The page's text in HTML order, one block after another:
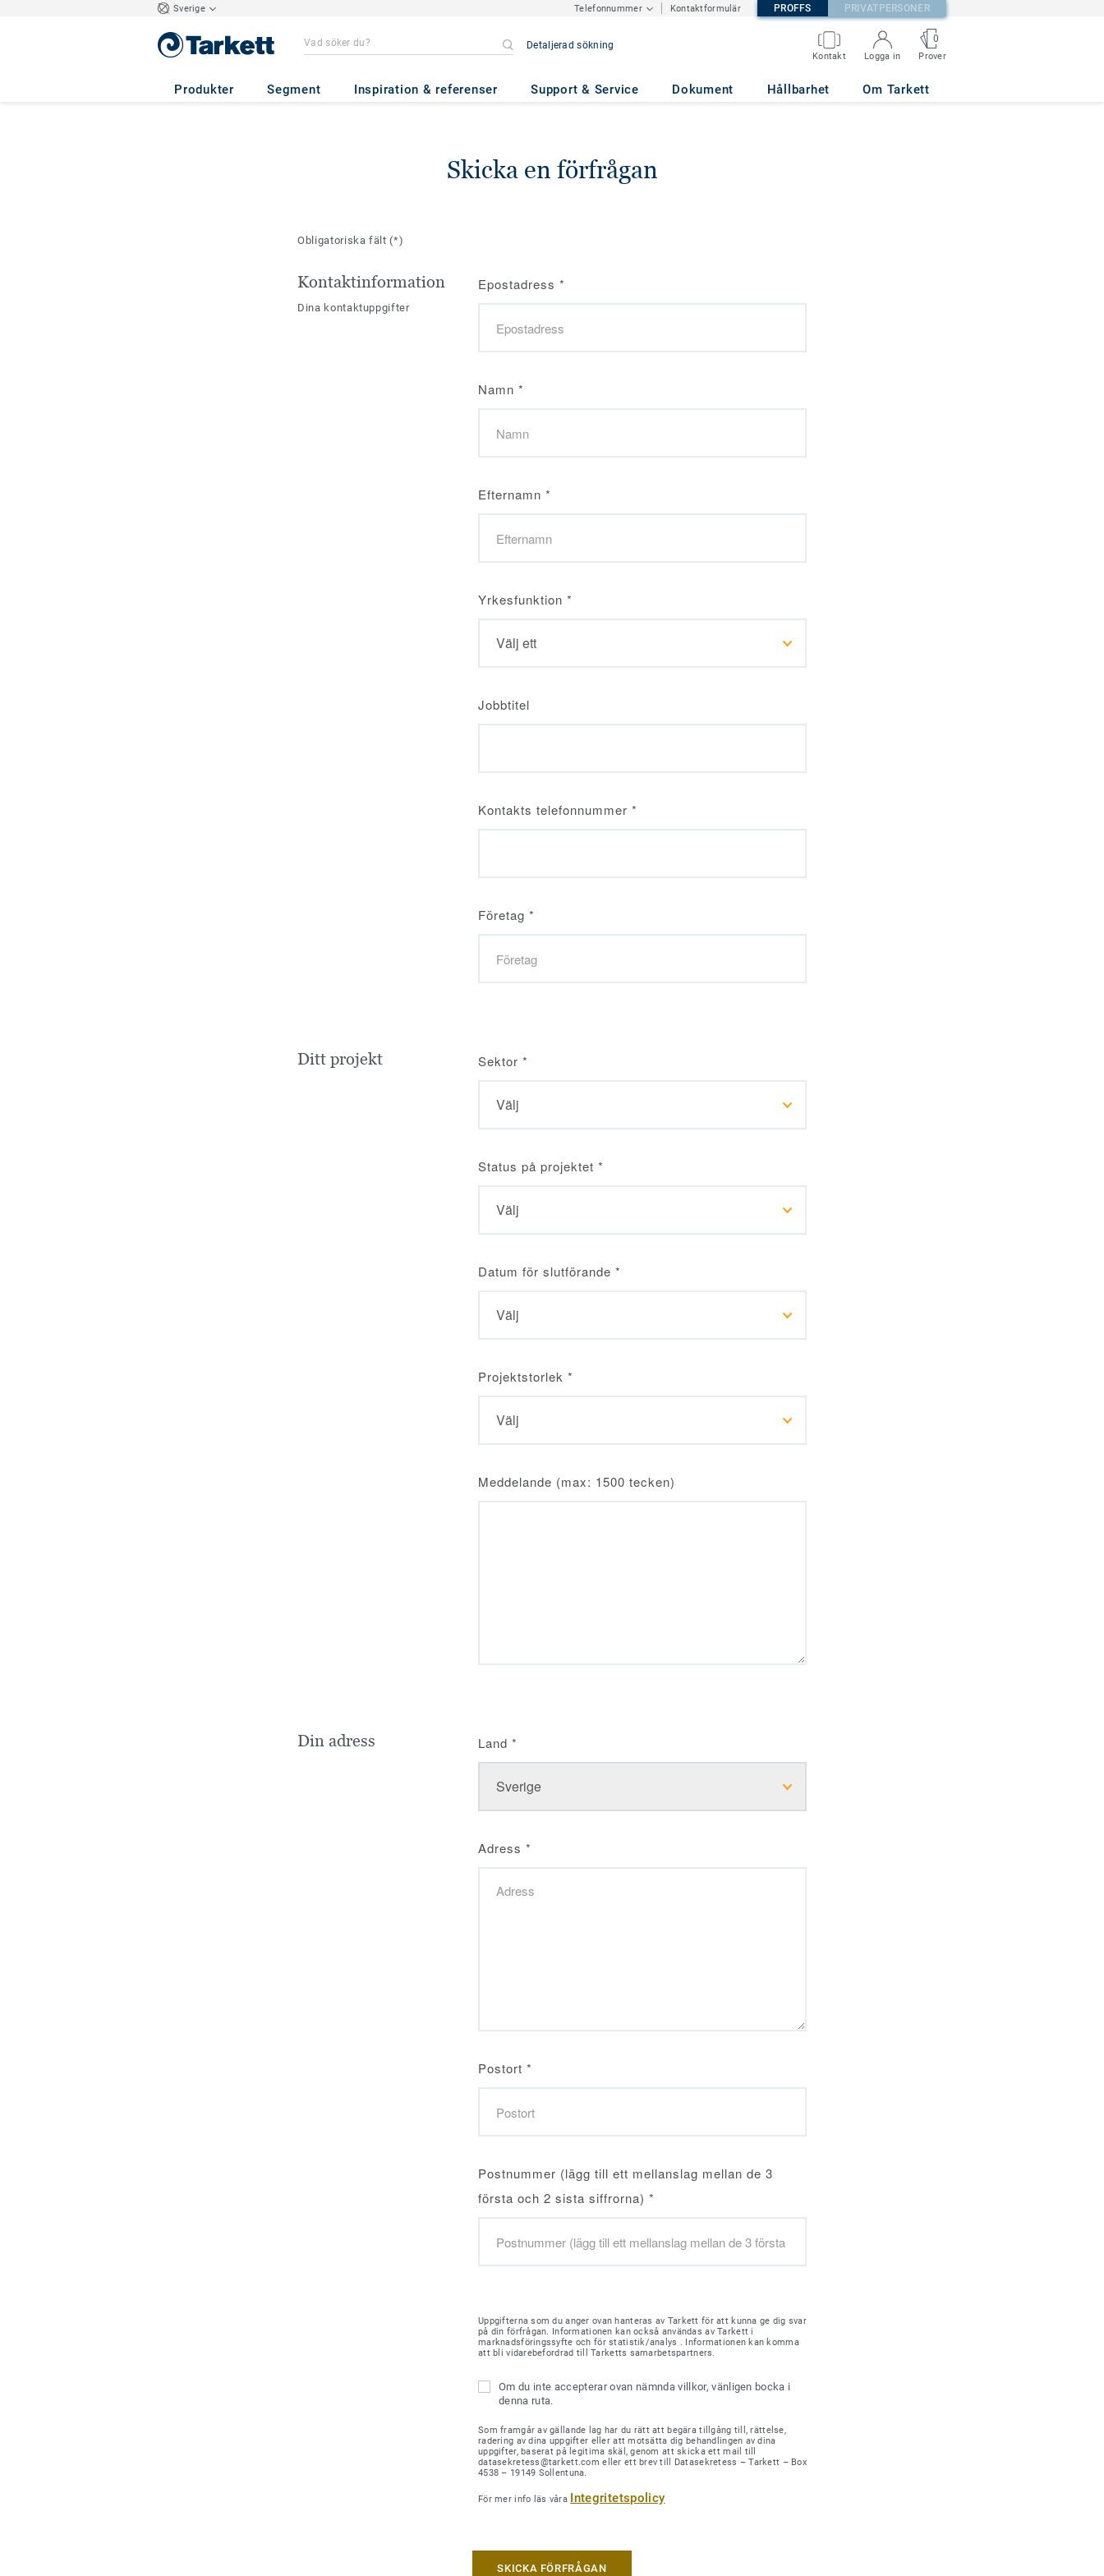
Sverige Telefonnummer Kontaktformulär PROFFS PRIVATPERSONER
Detaljerad sökning
Kontakt Logga in
0
Prover
Produkter Segment Inspiration & referenser Support & Service Dokument Hållbarhet Om Tarkett
Skicka en förfrågan
Obligatoriska fält(*)
Kontaktinformation
Dina kontaktuppgifter
Epostadress *
Namn *
Efternamn *
Yrkesfunktion *
Jobbtitel
Kontakts telefonnummer *
Företag *
Ditt projekt Sektor *
Status på projektet *
Datum för slutförande *
Projektstorlek *
Meddelande (max: 1500 tecken)
Din adress Land *
Adress *
Postort *
Postnummer (lägg till ett mellanslag mellan de 3
första och 2 sista siffrorna) *
Uppgifterna som du anger ovan hanteras av Tarkett för att kunna ge dig svar
på din förfrågan. Informationen kan också användas av Tarkett i
marknadsföringssyfte och för statistik/analys . Informationen kan komma
att bli vidarebefordrad till Tarketts samarbetspartners.
Om du inte accepterar ovan nämnda villkor, vänligen bocka i
denna ruta.
Som framgår av gällande lag har du rätt att begära tillgång till, rättelse,
radering av dina uppgifter eller att motsätta dig behandlingen av dina
uppgifter, baserat på legitima skäl, genom att skicka ett mail till
datasekretess@tarkett.com eller ett brev till Datasekretess – Tarkett – Box
4538 – 19149 Sollentuna.
För mer info läs våra Integritetspolicy
SKICKA FÖRFRÅGAN